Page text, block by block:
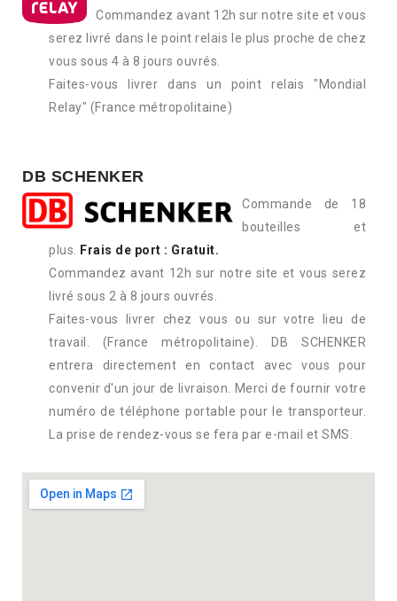
Commandez avant 12h sur notre site et vous
serez livré dans le point relais le plus proche de chez
vous sous 4 à 8 jours ouvrés.
Faites-vous livrer dans un point relais "Mondial
Relay" (France métropolitaine)
DB SCHENKER
Commande de 18
bouteilles et
plus.
Frais de port : Gratuit.
Commandez avant 12h sur notre site et vous serez
livré sous 2 à 8 jours ouvrés.
Faites-vous livrer chez vous ou sur votre lieu de
travail. (France métropolitaine). DB SCHENKER
entrera directement en contact avec vous pour
convenir d'un jour de livraison. Merci de fournir votre
numéro de téléphone portable pour le transporteur.
La prise de rendez-vous se fera par e-mail et SMS.